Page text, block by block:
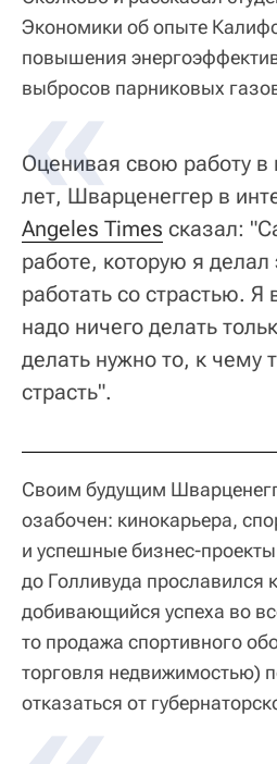
Экономики об опыте
повышения
выбросов парниковых
Оценивая свою работу в
лет, Шварценеггер в
Angeles Times сказал:
работе, которую я делал
работать со страстью. Я
надо ничего делать
делать нужно то, к чему
страсть".
Своим будущим
озабочен: кинокарьера,
и успешные бизнес-
до Голливуда прославился
добивающийся успеха во
то продажа спортивного
торговля недвижимостью)
отказаться от